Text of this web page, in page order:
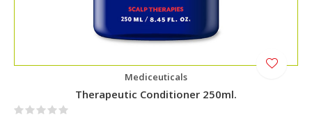
Mediceuticals
Therapeutic Conditioner 250ml.